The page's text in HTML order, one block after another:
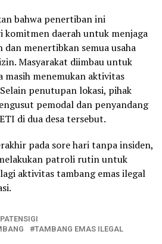
bahwa penertiban ini
komitmen daerah untuk menjaga
menertibkan semua usaha
Masyarakat diimbau untuk
masih menemukan aktivitas
penutupan lokasi, pihak
pemodal dan penyandang
di dua desa tersebut.
pada sore hari tanpa insiden,
patroli rutin untuk
aktivitas tambang emas ilegal
TAMBANG EMAS ILEGAL